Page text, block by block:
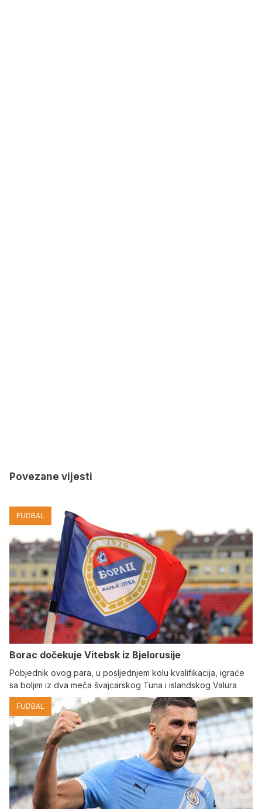
Povezane vijesti
FUDBAL
Borac dočekuje Vitebsk iz Bjelorusije
Pobjednik ovog para, u posljednjem kolu kvalifikacija, igraće
sa boljim iz dva meča švajcarskog Tuna i islandskog Valura
FUDBAL